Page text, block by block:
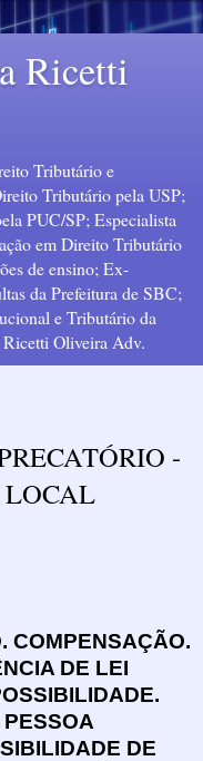
Ricetti
Tributário e
Tributário pela USP;
PUC/SP; Especialista
em Direito Tributário
de ensino; Ex-
da Prefeitura de SBC;
e Tributário da
Oliveira Adv.
-
COMPENSAÇÃO.
DE LEI
DE